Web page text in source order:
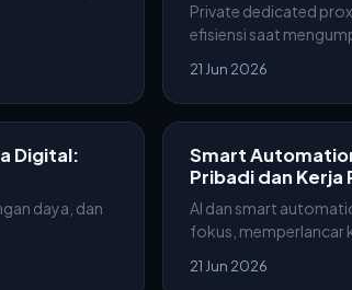
Private dedicated
efisiensi saat
21 Jun 2026
Digital:
daya, dan
Smart
Pribadi dan Kerja
AI dan smart
fokus, memperlancar
21 Jun 2026